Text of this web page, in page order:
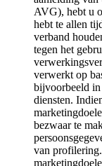
AVG), hebt u
hebt te allen
verband
tegen het
verwerkt op
bijvoorbeeld in
diensten.
bezwaar te
van